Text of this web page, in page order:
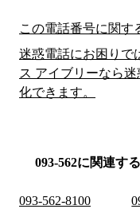
この電話番号に関す
迷惑電話にお困りで
ス アイブリーなら
化できます。
093-562に関連す
093-562-8100